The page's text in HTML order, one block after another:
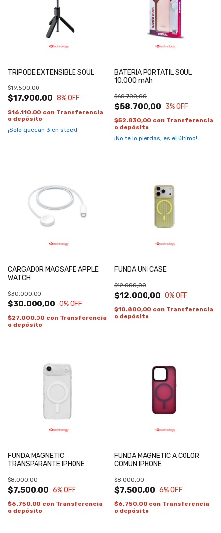
TRIPODE EXTENSIBLE SOUL
$17.900,00
$19.500,00
8% OFF
$16.110,00 con Transferencia
o depósito
¡Solo quedan 3 en stock!
BATERIA PORTATIL SOUL
10.000 mAh
$58.700,00
$60.700,00
3% OFF
$52.830,00 con Transferencia
o depósito
¡No te lo pierdas, es el último!
CARGADOR MAGSAFE APPLE
WATCH
$30.000,00
$30.000,00
0% OFF
$27.000,00 con Transferencia
o depósito
FUNDA UNI CASE
$12.000,00
$12.000,00
0% OFF
$10.800,00 con Transferencia
o depósito
FUNDA MAGNETIC
TRANSPARANTE IPHONE
$7.500,00
$8.000,00
6% OFF
$6.750,00 con Transferencia
o depósito
FUNDA MAGNETIC A COLOR
COMUN IPHONE
$7.500,00
$8.000,00
6% OFF
$6.750,00 con Transferencia
o depósito